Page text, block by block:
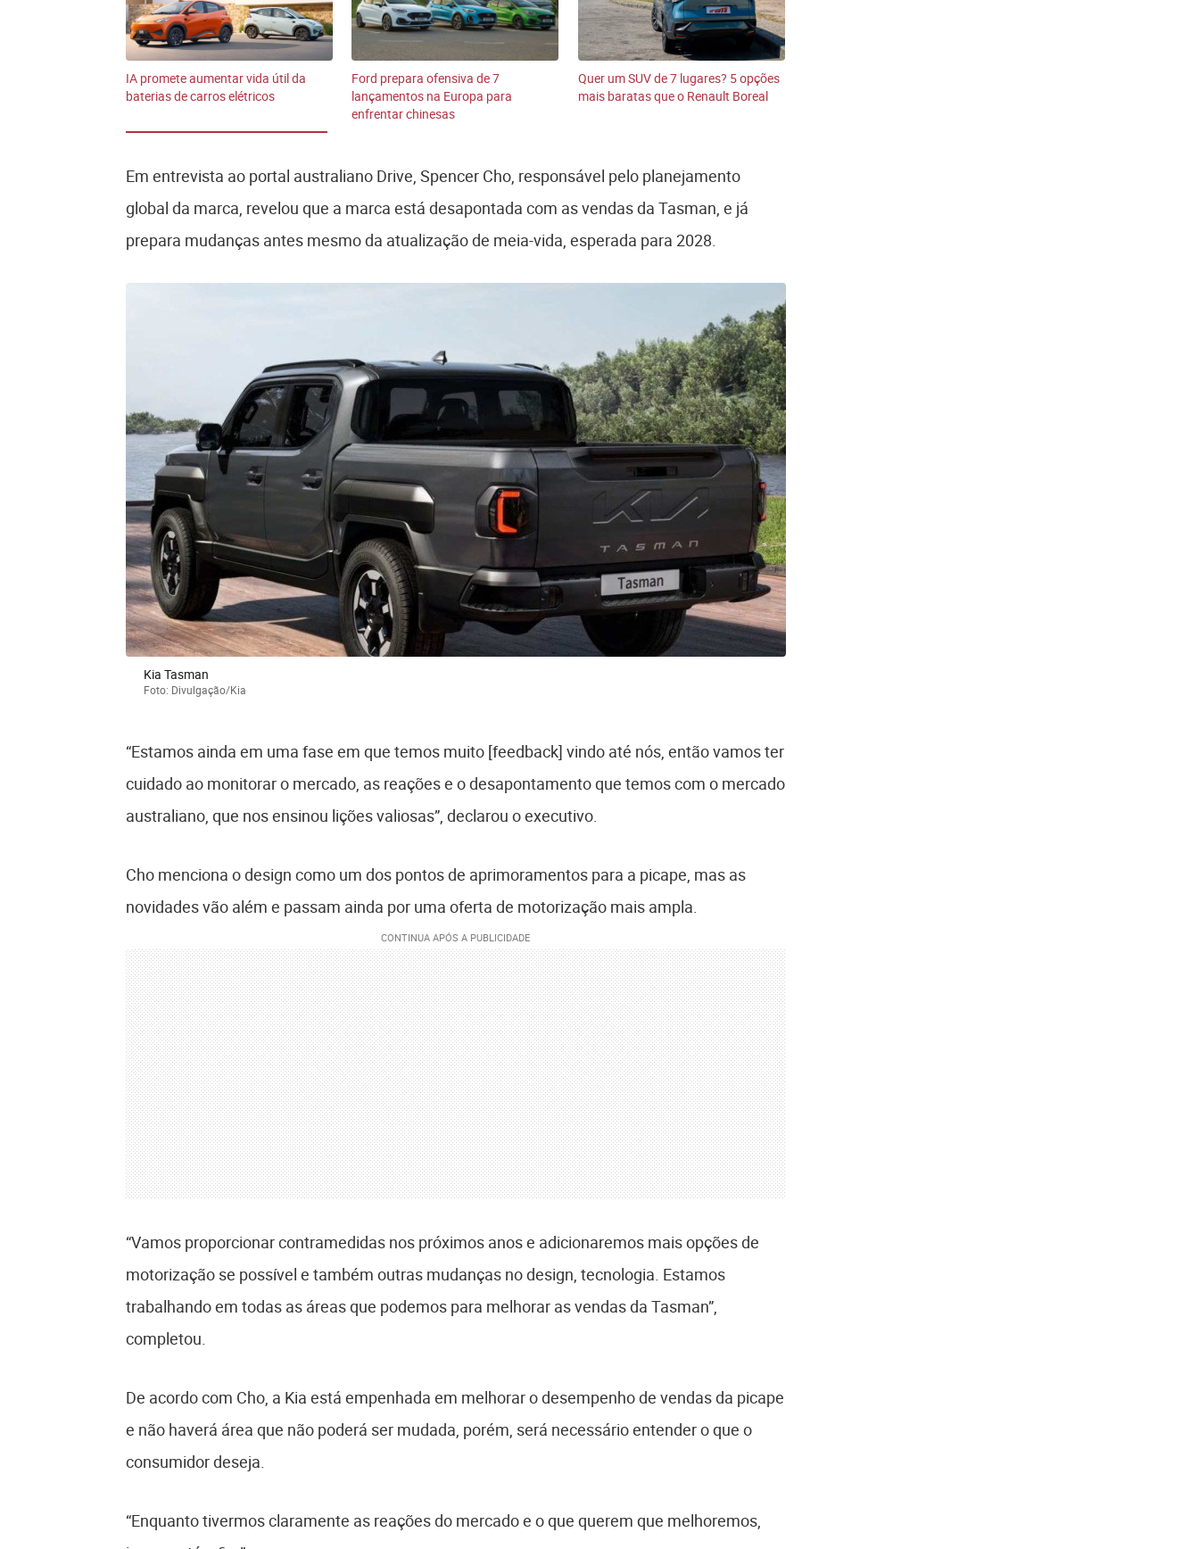
IA promete aumentar vida útil da
baterias de carros elétricos
Ford prepara ofensiva de 7
lançamentos na Europa para
enfrentar chinesas
Quer um SUV de 7 lugares? 5 opções
mais baratas que o Renault Boreal
Em entrevista ao portal australiano Drive, Spencer Cho, responsável pelo planejamento
global da marca, revelou que a marca está desapontada com as vendas da Tasman, e já
prepara mudanças antes mesmo da atualização de meia-vida, esperada para 2028.
Kia Tasman
Foto: Divulgação/Kia
“Estamos ainda em uma fase em que temos muito [feedback] vindo até nós, então vamos ter
cuidado ao monitorar o mercado, as reações e o desapontamento que temos com o mercado
australiano, que nos ensinou lições valiosas”, declarou o executivo.
Cho menciona o design como um dos pontos de aprimoramentos para a picape, mas as
novidades vão além e passam ainda por uma oferta de motorização mais ampla.
“Vamos proporcionar contramedidas nos próximos anos e adicionaremos mais opções de
motorização se possível e também outras mudanças no design, tecnologia. Estamos
trabalhando em todas as áreas que podemos para melhorar as vendas da Tasman”,
completou.
De acordo com Cho, a Kia está empenhada em melhorar o desempenho de vendas da picape
e não haverá área que não poderá ser mudada, porém, será necessário entender o que o
consumidor deseja.
“Enquanto tivermos claramente as reações do mercado e o que querem que melhoremos,